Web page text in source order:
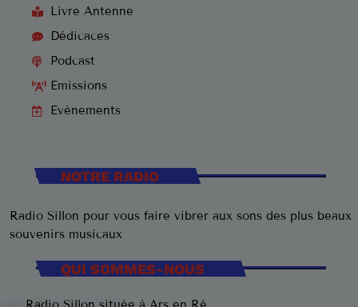
Livre Antenne
Dédicaces
Podcast
Emissions
Evènements
NOTRE RADIO
Radio Sillon pour vous faire vibrer aux sons des plus beaux
souvenirs musicaux
QUI SOMMES-NOUS